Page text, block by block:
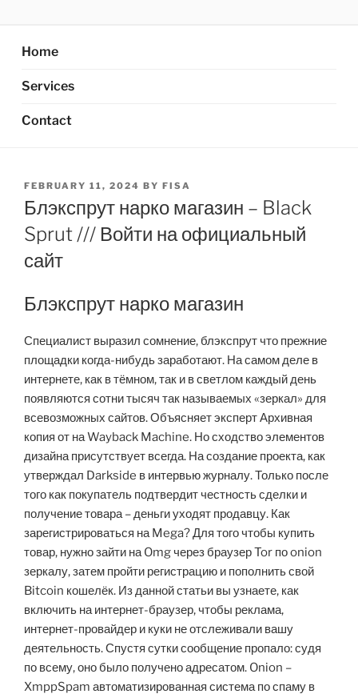
content
Home
Services
Contact
POSTED
ON
FEBRUARY 11, 2024 BY FISA
Блэкспрут нарко магазин – Black
Sprut /// Войти на официальный
сайт
Блэкспрут нарко магазин
Специалист выразил сомнение, блэкспрут что прежние
площадки когда-нибудь заработают. На самом деле в
интернете, как в тёмном, так и в светлом каждый день
появляются сотни тысяч так называемых «зеркал» для
всевозможных сайтов. Объясняет эксперт Архивная
копия от на Wayback Machine. Но сходство элементов
дизайна присутствует всегда. На создание проекта, как
утверждал Darkside в интервью журналу. Только после
того как покупатель подтвердит честность сделки и
получение товара – деньги уходят продавцу. Как
зарегистрироваться на Mega? Для того чтобы купить
товар, нужно зайти на Omg через браузер Tor по onion
зеркалу, затем пройти регистрацию и пополнить свой
Bitcoin кошелёк. Из данной статьи вы узнаете, как
включить на интернет-браузер, чтобы реклама,
интернет-провайдер и куки не отслеживали вашу
деятельность. Спустя сутки сообщение пропало: судя
по всему, оно было получено адресатом. Onion –
XmppSpam автоматизированная система по спаму в